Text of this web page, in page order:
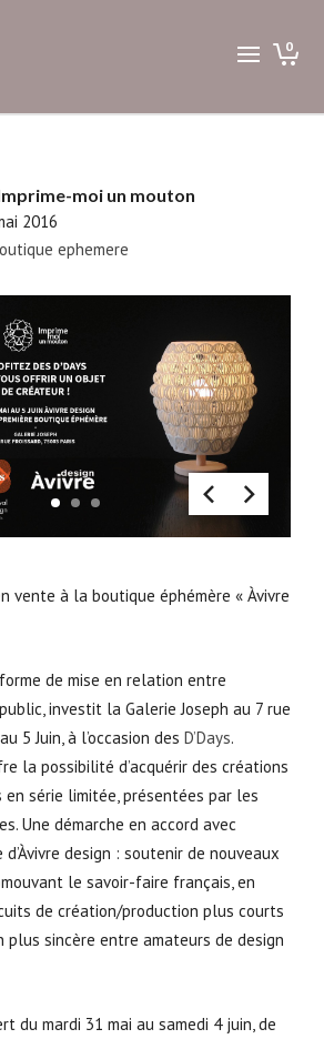
0
moi un mouton
2016
ephemere
vente à la boutique éphémère « Àvivre
de mise en relation entre
investit la Galerie Joseph au 7 rue
5 Juin, à l’occasion des D’Days.
la possibilité d’acquérir des créations
série limitée, présentées par les
Une démarche en accord avec
d’Àvivre design : soutenir de nouveaux
le savoir-faire français, en
de création/production plus courts
sincère entre amateurs de design
du mardi 31 mai au samedi 4 juin, de